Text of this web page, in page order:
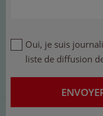
Oui, je suis
liste de diffusion